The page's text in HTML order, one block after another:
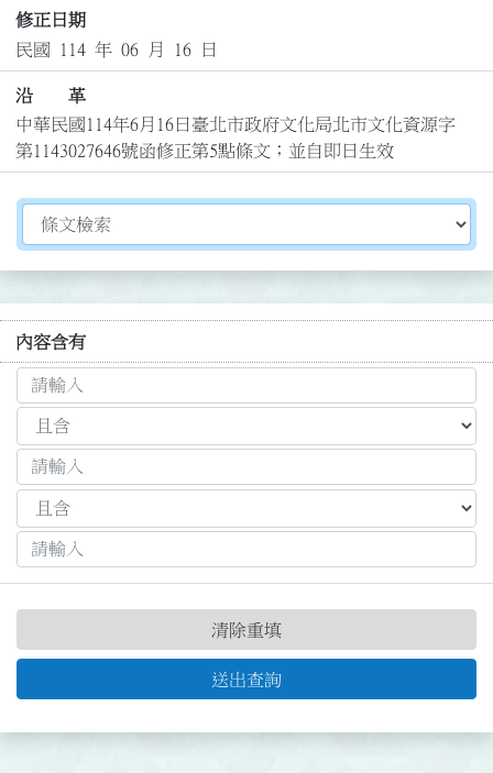
修正日期
民國 114 年 06 月 16 日
沿 革
中華民國114年6月16日臺北市政府文化局北市文化資源字
第1143027646號函修正第5點條文；並自即日生效
切換選擇法規資訊內容
內容含有
送出查詢
清除重填